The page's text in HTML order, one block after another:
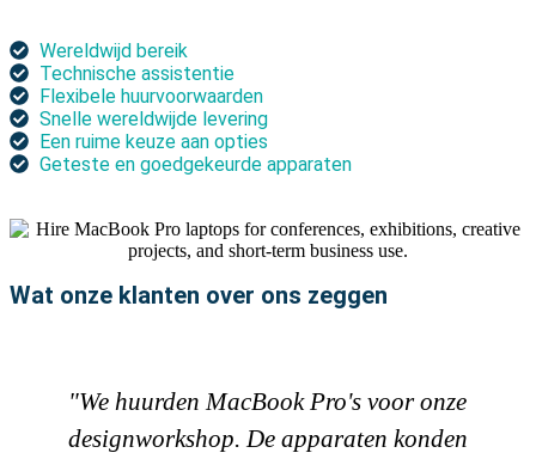
Wereldwijd bereik
Technische assistentie
Flexibele huurvoorwaarden
Snelle wereldwijde levering
Een ruime keuze aan opties
Geteste en goedgekeurde apparaten
Wat onze klanten over ons zeggen
"We huurden MacBook Pro's voor onze
designworkshop. De apparaten konden